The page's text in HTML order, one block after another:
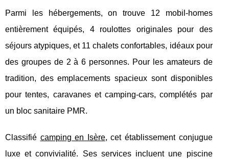
Parmi les hébergements, on trouve 12 mobil-homes
entièrement équipés, 4 roulottes originales pour des
séjours atypiques, et 11 chalets confortables, idéaux pour
des groupes de 2 à 6 personnes. Pour les amateurs de
tradition, des emplacements spacieux sont disponibles
pour tentes, caravanes et camping-cars, complétés par
un bloc sanitaire PMR.
Classifié camping en Isère, cet établissement conjugue
luxe et convivialité. Ses services incluent une piscine